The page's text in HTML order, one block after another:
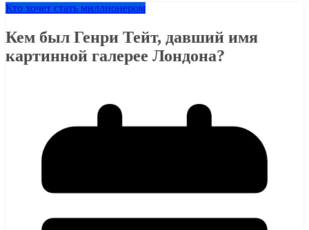
Кто хочет стать миллионером
Кем был Генри Тейт, давший имя
картинной галерее Лондона?